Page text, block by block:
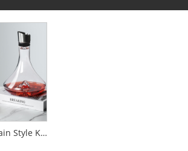
Snow Mountain Style Krystal rødvin Karaffel